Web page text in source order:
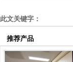
此文关键字：
推荐产品